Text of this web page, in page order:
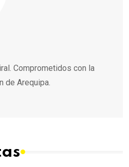
Comprometidos con la
de Arequipa.